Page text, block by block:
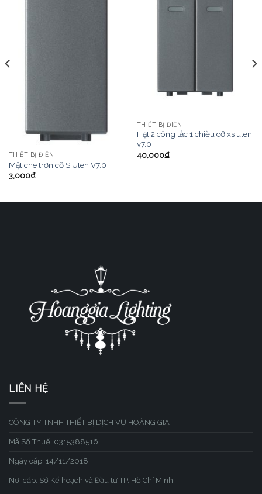
THIẾT BỊ ĐIỆN
Mặt che trơn cỡ S Uten V7.0
3,000₫
THIẾT BỊ ĐIỆN
Hạt 2 công tắc 1 chiều cỡ xs uten
v7.0
40,000₫
LIÊN HỆ
CÔNG TY TNHH THIẾT BỊ DỊCH VỤ HOÀNG GIA
Mã Số Thuế: 0315388516
Ngày cấp: 14/11/2018
Nơi cấp: Sở Kế hoạch và Đầu tư TP. Hồ Chí Minh